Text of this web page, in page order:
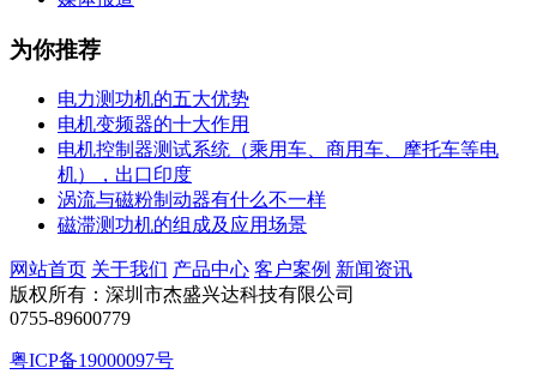
为你推荐
电力测功机的五大优势
电机变频器的十大作用
电机控制器测试系统（乘用车、商用车、摩托车等电
机），出口印度
涡流与磁粉制动器有什么不一样
磁滞测功机的组成及应用场景
网站首页 关于我们 产品中心 客户案例 新闻资讯
版权所有：深圳市杰盛兴达科技有限公司
0755-89600779
粤ICP备19000097号